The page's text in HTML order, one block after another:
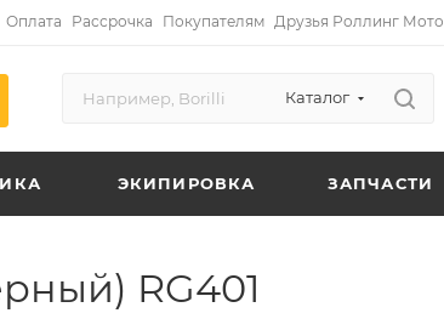
Оплата Рассрочка Покупателям Друзья Роллинг Мото
Каталог
ЭКИПИРОВКА ЗАПЧАСТИ
RG401